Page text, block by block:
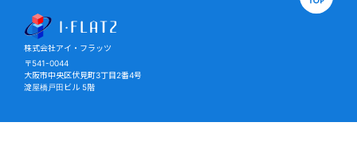
株式会社アイ・フラッツ
〒541-0044
大阪市中央区伏見町3丁目2番4号
淀屋橋戸田ビル 5階